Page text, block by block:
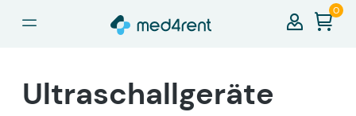
springen 0
Ultraschallgeräte